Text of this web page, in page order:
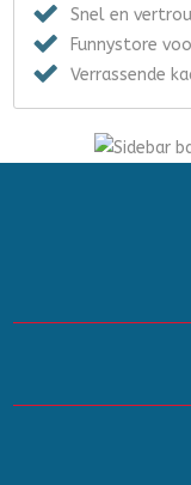
Snel en
Funnystore
Verrassende